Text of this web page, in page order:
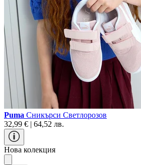
Puma Сникърси Светлорозов
32,99 € | 64,52 лв.
Нова колекция